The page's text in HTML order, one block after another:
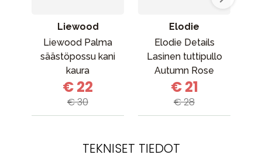
Liewood
Liewood Palma
säästöpossu kani
kaura
€ 22
€ 30
Elodie
Elodie Details
Lasinen tuttipullo
Autumn Rose
€ 21
€ 28
TEKNISET TIEDOT